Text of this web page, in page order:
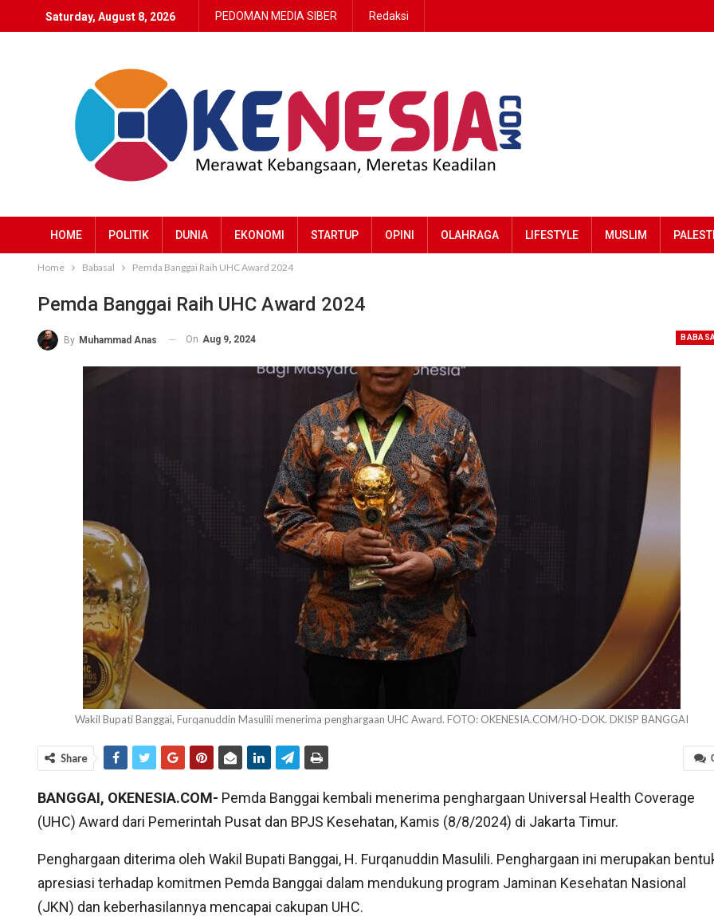
Saturday, August 8, 2026 PEDOMAN MEDIA SIBER Redaksi
HOME POLITIK DUNIA EKONOMI STARTUP OPINI OLAHRAGA LIFESTYLE MUSLIM
Home Babasal Pemda Banggai Raih UHC Award 2024
Pemda Banggai Raih UHC Award 2024
By Muhammad Anas On Aug 9, 2024
Wakil Bupati Banggai, Furqanuddin Masulili menerima penghargaan UHC Award. FOTO: OKENESIA.COM/HO-DOK. DKISP BANGGAI
Share
BANGGAI, OKENESIA.COM- Pemda Banggai kembali menerima penghargaan Universal Health Coverage
(UHC) Award dari Pemerintah Pusat dan BPJS Kesehatan, Kamis (8/8/2024) di Jakarta Timur.
Penghargaan diterima oleh Wakil Bupati Banggai, H. Furqanuddin Masulili. Penghargaan ini merupakan
apresiasi terhadap komitmen Pemda Banggai dalam mendukung program Jaminan Kesehatan Nasional
(JKN) dan keberhasilannya mencapai cakupan UHC.